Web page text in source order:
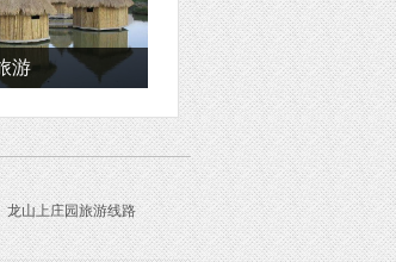
游
龙山上庄园旅游线路